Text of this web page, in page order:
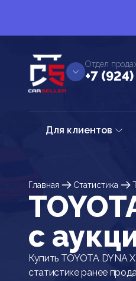
Отдел
+7
Для клиентов
Главная Статистика
c
Купить TOYOTA DYNA
статистике ранее